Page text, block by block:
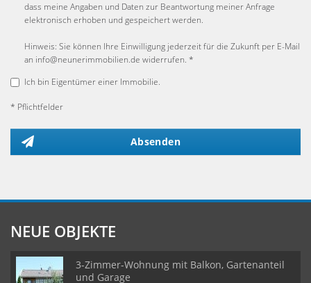
dass meine Angaben und Daten zur Beantwortung meiner Anfrage
elektronisch erhoben und gespeichert werden.
Hinweis: Sie können Ihre Einwilligung jederzeit für die Zukunft per E-Mail
an info@neunerimmobilien.de widerrufen. *
Ich bin Eigentümer einer Immobilie.
* Pflichtfelder
Absenden
NEUE OBJEKTE
3-Zimmer-Wohnung mit Balkon, Gartenanteil
und Garage